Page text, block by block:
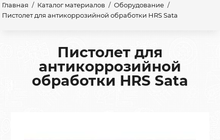
Главная / Каталог материалов / Оборудование /
Пистолет для антикоррозийной обработки HRS Sata
Пистолет для
антикоррозийной
обработки HRS Sata